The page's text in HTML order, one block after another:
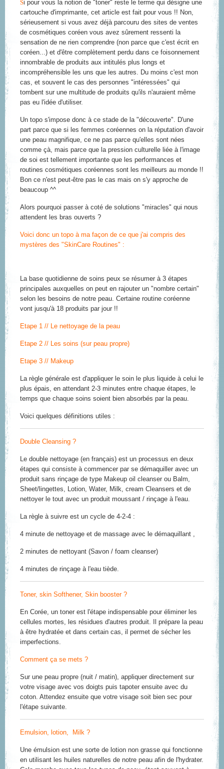
Si pour vous la notion de "toner" reste le terme qui désigne une
cartouche d'imprimante, cet article est fait pour vous !! Non,
sérieusement si vous avez déjà parcouru des sites de ventes
de cosmétiques coréen vous avez sûrement ressenti la
sensation de ne rien comprendre (non parce que c'est écrit en
coréen...) et d'être complètement perdu dans ce foisonnement
innombrable de produits aux intitulés plus longs et
incompréhensible les uns que les autres. Du moins c'est mon
cas, et souvent le cas des personnes "intéressées" qui
tombent sur une multitude de produits qu'ils n'auraient même
pas eu l'idée d'utiliser.
Un topo s'impose donc à ce stade de la "découverte". D'une
part parce que si les femmes coréennes on la réputation d'avoir
une peau magnifique, ce ne pas parce qu'elles sont nées
comme çà, mais parce que la pression culturelle liée à l'image
de soi est tellement importante que les performances et
routines cosmétiques coréennes sont les meilleurs au monde !!
Bon ce n'est peut-être pas le cas mais on s'y approche de
beaucoup ^^
Alors pourquoi passer à coté de solutions "miracles" qui nous
attendent les bras ouverts ?
Voici donc un topo à ma façon de ce que j'ai compris des
mystères des "SkinCare Routines" :
La base quotidienne de soins peux se résumer à 3 étapes
principales auxquelles on peut en rajouter un "nombre certain"
selon les besoins de notre peau. Certaine routine coréenne
vont jusqu'à 18 produits par jour !!
Etape 1 // Le nettoyage de la peau
Etape 2 // Les soins (sur peau propre)
Etape 3 // Makeup
La règle générale est d'appliquer le soin le plus liquide à celui le
plus épais, en attendant 2-3 minutes entre chaque étapes, le
temps que chaque soins soient bien absorbés par la peau.
Voici quelques définitions utiles :
Double Cleansing ?
Le double nettoyage (en français) est un processus en deux
étapes qui consiste à commencer par se démaquiller avec un
produit sans rinçage de type Makeup oil cleanser ou Balm,
Sheet/lingettes, Lotion, Water, Milk, cream Cleansers et de
nettoyer le tout avec un produit moussant / rinçage à l'eau.
La règle à suivre est un cycle de 4-2-4 :
4 minute de nettoyage et de massage avec le démaquillant ,
2 minutes de nettoyant (Savon / foam cleanser)
4 minutes de rinçage à l'eau tiède.
Toner, skin Softhener, Skin booster ?
En Corée, un toner est l'étape indispensable pour éliminer les
cellules mortes, les résidues d'autres produit. Il prépare la peau
à être hydratée et dans certain cas, il permet de sécher les
imperfections.
Comment ça se mets ?
Sur une peau propre (nuit / matin), appliquer directement sur
votre visage avec vos doigts puis tapoter ensuite avec du
coton. Attendez ensuite que votre visage soit bien sec pour
l'étape suivante.
Emulsion, lotion, Milk ?
Une émulsion est une sorte de lotion non grasse qui fonctionne
en utilisant les huiles naturelles de notre peau afin de l'hydrater.